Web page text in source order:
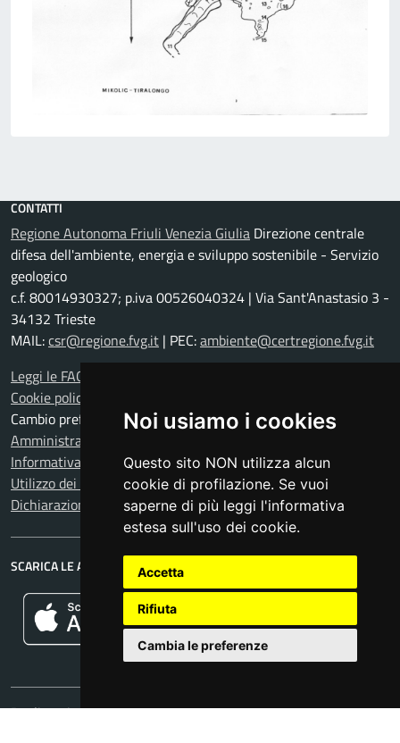
Noi usiamo i cookies
Questo sito NON utilizza alcun
cookie di profilazione. Se vuoi
saperne di più leggi l'informativa
estesa sull'uso dei cookie.
Accetta
Rifiuta
Cambia le preferenze
CONTATTI
Regione Autonoma Friuli Venezia Giulia Direzione centrale
difesa dell'ambiente, energia e sviluppo sostenibile - Servizio
geologico
c.f. 80014930327; p.iva 00526040324 | Via Sant'Anastasio 3 -
34132 Trieste
MAIL:csr@regione.fvg.it | PEC:ambiente@certregione.fvg.it
Leggi le FAQ
Cookie policy
Cambio preferenze cookie
Amministrazione trasparente
Informativa privacy
Utilizzo dei dati
Dichiarazione di accessibilità
SCARICA LE APP
Realizzazione web e App iOS/Android by